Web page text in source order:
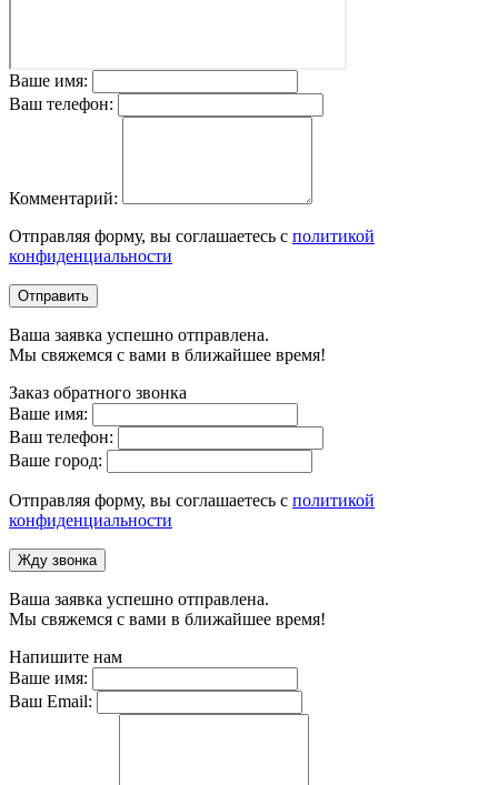
Ваше имя:
Ваш телефон:
Комментарий:
Отправляя форму, вы соглашаетесь с политикой
конфиденциальности
Отправить
Ваша заявка успешно отправлена.
Мы свяжемся с вами в ближайшее время!
Заказ обратного звонка
Ваше имя:
Ваш телефон:
Ваше город:
Отправляя форму, вы соглашаетесь с политикой
конфиденциальности
Жду звонка
Ваша заявка успешно отправлена.
Мы свяжемся с вами в ближайшее время!
Напишите нам
Ваше имя:
Ваш Email: